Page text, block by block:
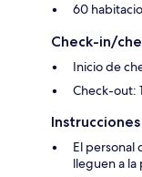
60
Check-in/
Inicio de
Check-out:
El personal
lleguen a